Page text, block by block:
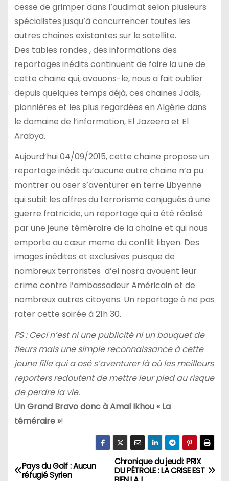
cesse de grimper dans l’audimat selon plusieurs
spécialistes jusqu’à concurrencer toutes les
autres chaines existantes sur le satellite.
Des tables rondes , des informations des
reportages inédits continuent de faire la une de
cette chaine qui, avouons-le, nous a fait oublier
depuis quelques temps déjà, ces chaines Jadis,
pionnières et les plus regardées en Algérie dans
le domaine de l’information, El Jazeera et El
Arabya.
Aujourd’hui 04/09/2015, cette chaine propose un
reportage inédit qu’aucune autre chaine n’a pu
montrer ou oser s’aventurer en terre Libyenne
qui subit les affres du terrorisme conjugués à une
guerre fratricide, un reportage qui a été réalisé
par une jeune téméraire de la chaine et qui nous
emporte au cœur meme du conflit libyen. Des
images inédites et exclusives puisque de
nombreux terroristes d’el nosra avouent leur
crime contre l’ambassadeur Américain et de
nombreux autres citoyens. Un reportage à ne pas
rater cette soirée à 21h 30.
PS : Ceci n’est ni une publicité ni un bouquet de
fleurs mais une simple reconnaissance à cette
jeune fille qui a osé s’aventurer là où les meilleurs
reporters redoutent de mettre leur pied au risque
de perdre la vie.
Un Grand Bravo donc à Amal Ikhou « La
téméraire »!
N
Chronique du jeudi: PRIX
DU PÉTROLE : LA CRISE EST
Pays du Golf : Aucun
réfugié Syrien